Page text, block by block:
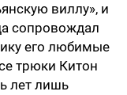
виллу», и
сопровождал
его любимые
трюки Китон
лет лишь